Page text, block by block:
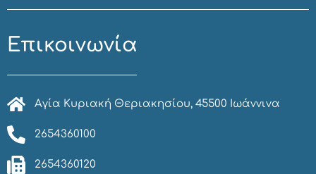
Επικοινωνία
Αγία Κυριακή Θεριακησίου, 45500 Ιωάννινα
2654360100
2654360120